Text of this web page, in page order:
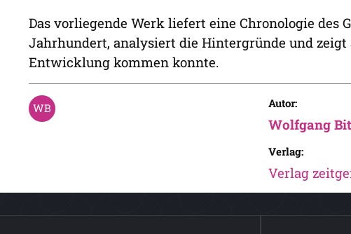
Das vorliegende Werk liefert eine Chronologie des
Jahrhundert, analysiert die Hintergründe und
Entwicklung kommen konnte.
Autor:
Wolfgang
Verlag:
Verlag